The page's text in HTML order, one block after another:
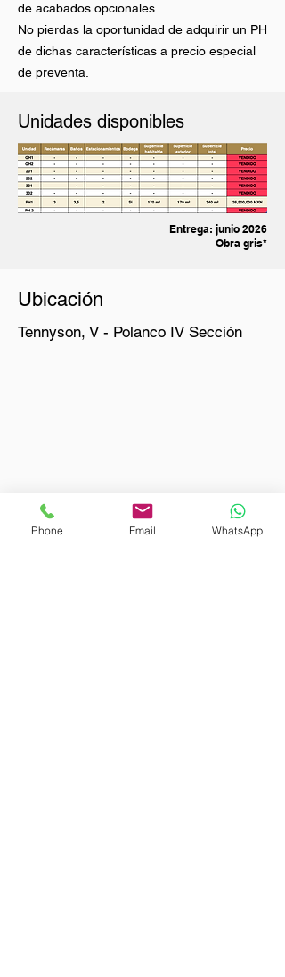
de acabados opcionales.
No pierdas la oportunidad de adquirir un PH
de dichas características a precio especial
de preventa.
Unidades disponibles
Entrega: junio 2026
Obra gris*
Ubicación
Tennyson, V - Polanco IV Sección
Phone Email WhatsApp